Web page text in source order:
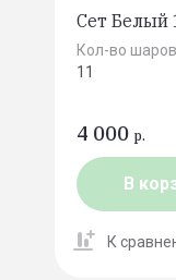
Сет Белый
Кол-во
11
4 000 р.
В
К